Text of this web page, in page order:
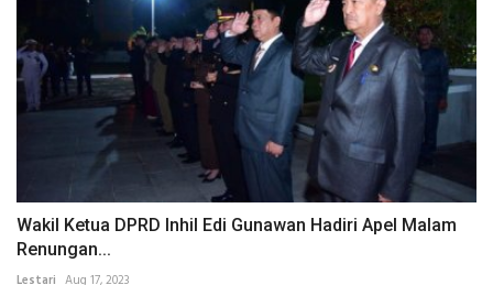
Wakil Ketua DPRD Inhil Edi Gunawan Hadiri Apel Malam
Renungan...
Lestari Aug 17, 2023